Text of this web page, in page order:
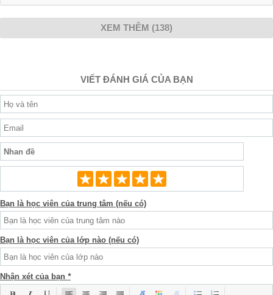
XEM THÊM (138)
VIẾT ĐÁNH GIÁ CỦA BẠN
Bạn là học viên của trung tâm (nếu có)
Bạn là học viên của lớp nào (nếu có)
Nhận xét của bạn *